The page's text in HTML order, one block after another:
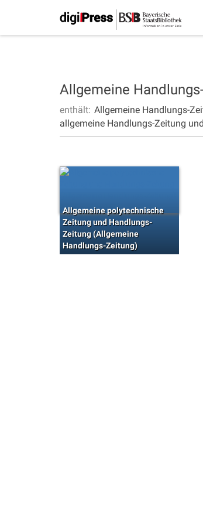
Allgemeine
enthält: Allgemeine Handlungs-
allgemeine Handlungs-Zeitung
Allgemeine polytechnische
Zeitung und Handlungs-
Zeitung (Allgemeine
Handlungs-Zeitung)